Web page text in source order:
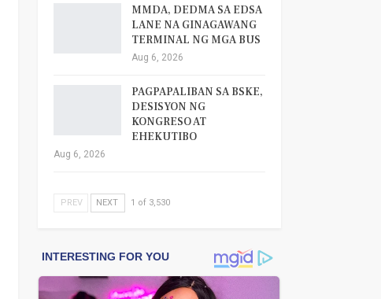
MMDA, DEDMA SA EDSA
LANE NA GINAGAWANG
TERMINAL NG MGA BUS
Aug 6, 2026
PAGPAPALIBAN SA BSKE,
DESISYON NG
KONGRESO AT
EHEKUTIBO
Aug 6, 2026
PREV NEXT 1 of 3,530